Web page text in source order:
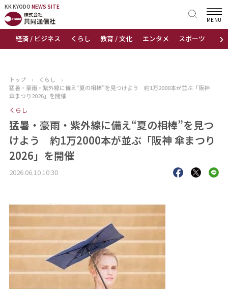
KK KYODO NEWS SITE
›
経済 / ビジネス くらし 教育 / 文化 エンタメ スポーツ 地域
MENU
KK KYODONEWS SITE
トップページ
ニュース
おすすめコンテンツ
出版物
会社概要
トップ › くらし
›
猛暑・豪雨・紫外線に備え“夏の相棒”を見つけよう 約1万2000本が並ぶ「阪神
傘まつり2026」を開催
くらし
猛暑・豪雨・紫外線に備え“夏の相棒”を見つ
けよう 約1万2000本が並ぶ「阪神 傘まつり
2026」を開催
2026.06.10 10:30